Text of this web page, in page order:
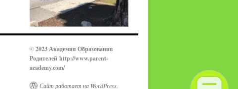
© 2023 Академия Образования
Родителей http://www.parent-
academy.com/
Сайт работает на WordPress.